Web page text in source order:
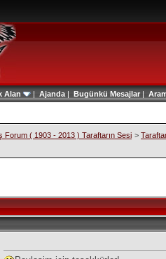
Alan | Ajanda | Bugünkü Mesajlar|
Forum ( 1903 - 2013 ) Taraftarın Sesi >